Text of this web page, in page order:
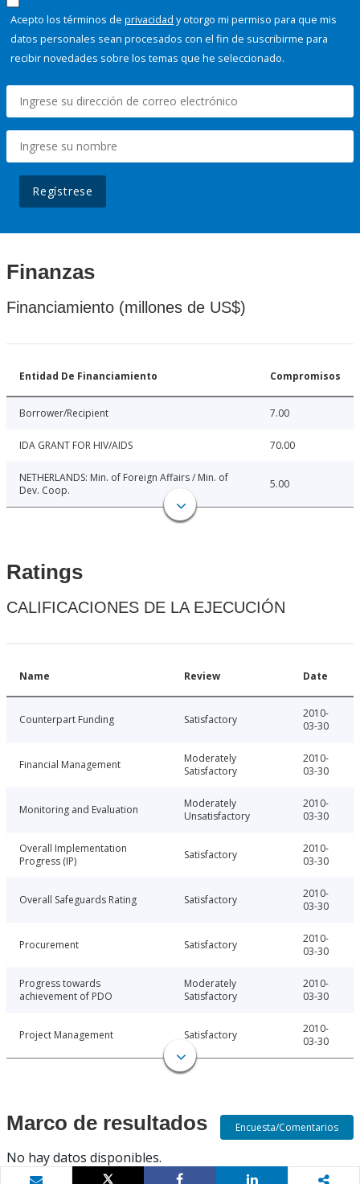
Acepto los términos de privacidad y otorgo mi permiso para que mis
datos personales sean procesados con el fin de suscribirme para
recibir novedades sobre los temas que he seleccionado.
Regístrese
Finanzas
Financiamiento (millones de US$)
Entidad De Financiamiento Compromisos
Borrower/Recipient 7.00
IDA GRANT FOR HIV/AIDS 70.00
NETHERLANDS: Min. of Foreign Affairs / Min. of
Dev. Coop.
5.00
Ratings
CALIFICACIONES DE LA EJECUCIÓN
Name Review Date
Counterpart Funding Satisfactory
2010-
03-30
Financial Management
Moderately
Satisfactory
2010-
03-30
Monitoring and Evaluation
Moderately
Unsatisfactory
2010-
03-30
Overall Implementation
Progress (IP)
Satisfactory
2010-
03-30
Overall Safeguards Rating Satisfactory
2010-
03-30
Procurement Satisfactory
2010-
03-30
Progress towards
achievement of PDO
Moderately
Satisfactory
2010-
03-30
Project Management Satisfactory
2010-
03-30
Marco de resultados
No hay datos disponibles.
Encuesta/Comentarios